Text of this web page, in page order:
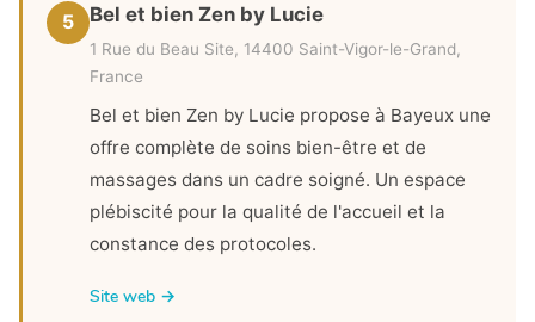
5 Bel et bien Zen by Lucie
1 Rue du Beau Site, 14400 Saint-Vigor-le-Grand,
France
Bel et bien Zen by Lucie propose à Bayeux une
offre complète de soins bien-être et de
massages dans un cadre soigné. Un espace
plébiscité pour la qualité de l'accueil et la
constance des protocoles.
Site web →